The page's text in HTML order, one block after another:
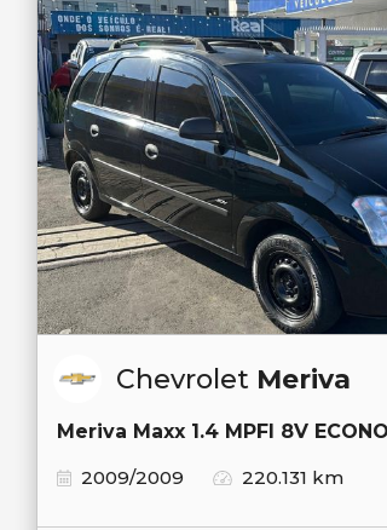
Chevrolet Meriva
Meriva Maxx 1.4 MPFI 8V
2009/2009
220.131 km